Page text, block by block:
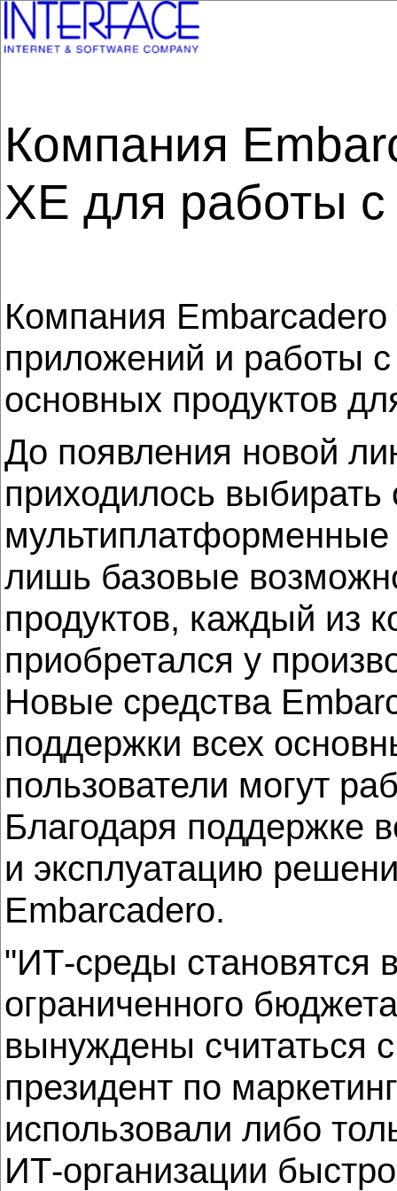
Компания
XE для работы
Компания Embarcadero
приложений и работы
основных продуктов
До появления новой
приходилось выбирать
лишь базовые
продуктов, каждый из
приобретался у
Новые средства
поддержки всех
пользователи могут
Благодаря поддержке
и эксплуатацию
Embarcadero.
"ИТ-среды становятся
ограниченного
вынуждены считаться
президент по
использовали либо
ИТ-организации